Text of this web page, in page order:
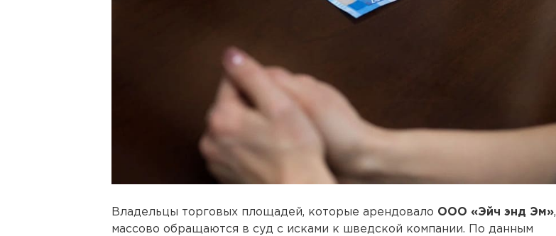
Владельцы торговых площадей, которые арендовало ООО «Эйч энд Эм»,
массово обращаются в суд с исками к шведской компании. По данным